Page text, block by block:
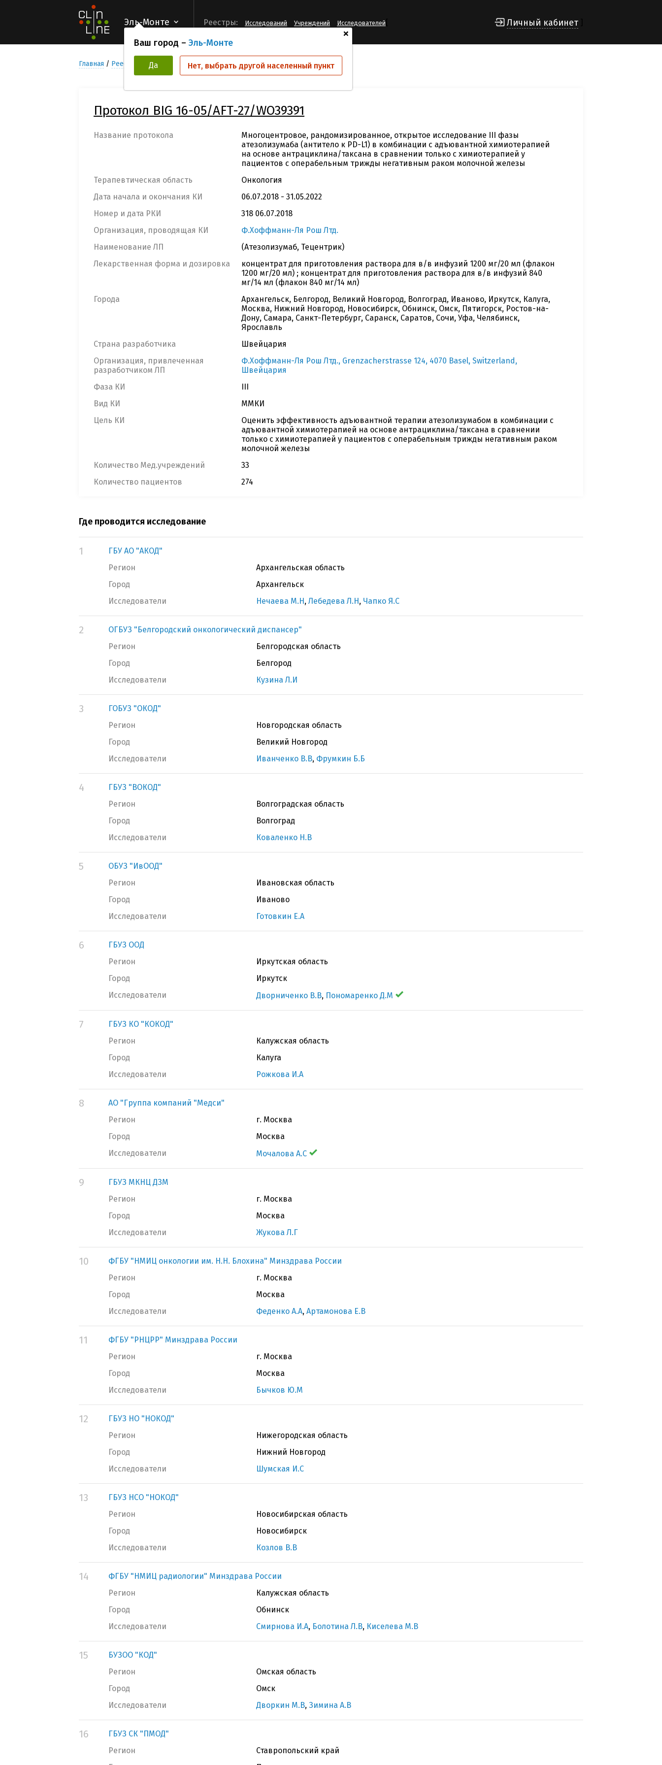
Эль-Монте
+
Ваш город – Эль-Монте
Да Нет, выбрать другой населенный пункт
Реестры: Исследований Учреждений Исследователей Личный кабинет
Главная Реестр Клинических исследований BIG 16-05/AFT-27/WO39391
Протокол BIG 16-05/AFT-27/WO39391
Название протокола
Mногоцентровое, рандомизированное, открытое исследование III фазы
атезолизумаба (антитело к PD-L1) в комбинации с адъювантной химиотерапией
на основе антрациклина/таксана в сравнении только с химиотерапией у
пациентов с операбельным трижды негативным раком молочной железы
Терапевтическая область
Онкология
Дата начала и окончания КИ
06.07.2018 - 31.05.2022
Номер и дата РКИ
318 06.07.2018
Организация, проводящая КИ
Ф.Хоффманн-Ля Рош Лтд.
Наименование ЛП
(Атезолизумаб, Тецентрик)
Лекарственная форма и дозировка
концентрат для приготовления раствора для в/в инфузий 1200 мг/20 мл (флакон
1200 мг/20 мл) ; концентрат для приготовления раствора для в/в инфузий 840
мг/14 мл (флакон 840 мг/14 мл)
Города
Архангельск, Белгород, Великий Новгород, Волгоград, Иваново, Иркутск, Калуга,
Москва, Нижний Новгород, Новосибирск, Обнинск, Омск, Пятигорск, Ростов-на-
Дону, Самара, Санкт-Петербург, Саранск, Саратов, Сочи, Уфа, Челябинск,
Ярославль
Страна разработчика
Швейцария
Организация, привлеченная
разработчиком ЛП
Ф.Хоффманн-Ля Рош Лтд., Grenzacherstrasse 124, 4070 Basel, Switzerland,
Швейцария
Фаза КИ
III
Вид КИ
ММКИ
Цель КИ
Оценить эффективность адъювантной терапии атезолизумабом в комбинации с
адъювантной химиотерапией на основе антрациклина/таксана в сравнении
только с химиотерапией у пациентов с операбельным трижды негативным раком
молочной железы
Количество Мед.учреждений
33
Количество пациентов
274
Где проводится исследование
1
ГБУ АО "АКОД"
Регион
Архангельская область
Город
Архангельск
Исследователи
Нечаева М.Н, Лебедева Л.Н, Чапко Я.С
2
ОГБУЗ "Белгородский онкологический диспансер"
Регион
Белгородская область
Город
Белгород
Исследователи
Кузина Л.И
3
ГОБУЗ "ОКОД"
Регион
Новгородская область
Город
Великий Новгород
Исследователи
Иванченко В.В, Фрумкин Б.Б
4
ГБУЗ "ВОКОД"
Регион
Волгоградская область
Город
Волгоград
Исследователи
Коваленко Н.В
5
ОБУЗ "ИвООД"
Регион
Ивановская область
Город
Иваново
Исследователи
Готовкин Е.А
6
ГБУЗ ООД
Регион
Иркутская область
Город
Иркутск
Исследователи
Дворниченко В.В, Пономаренко Д.М
7
ГБУЗ КО "КОКОД"
Регион
Калужская область
Город
Калуга
Исследователи
Рожкова И.А
8
АО "Группа компаний "Медси"
Регион
г. Москва
Город
Москва
Исследователи
Мочалова А.С
9
ГБУЗ МКНЦ ДЗМ
Регион
г. Москва
Город
Москва
Исследователи
Жукова Л.Г
10
ФГБУ "НМИЦ онкологии им. Н.Н. Блохина" Минздрава России
Регион
г. Москва
Город
Москва
Исследователи
Феденко А.А, Артамонова Е.В
11
ФГБУ "РНЦРР" Минздрава России
Регион
г. Москва
Город
Москва
Исследователи
Бычков Ю.М
12
ГБУЗ НО "НОКОД"
Регион
Нижегородская область
Город
Нижний Новгород
Исследователи
Шумская И.С
13
ГБУЗ НСО "НОКОД"
Регион
Новосибирская область
Город
Новосибирск
Исследователи
Козлов В.В
14
ФГБУ "НМИЦ радиологии" Минздрава России
Регион
Калужская область
Город
Обнинск
Исследователи
Смирнова И.А, Болотина Л.В, Киселева М.В
15
БУЗОО "КОД"
Регион
Омская область
Город
Омск
Исследователи
Дворкин М.В, Зимина А.В
16
ГБУЗ СК "ПМОД"
Регион
Ставропольский край